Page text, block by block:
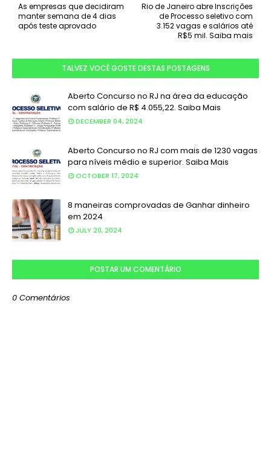
Rio de Janeiro abre Inscrições
de Processo seletivo com
3.152 vagas e salários até
R$5 mil. Saiba mais
As empresas que decidiram
manter semana de 4 dias
após teste aprovado
TALVEZ VOCÊ GOSTE DESTAS POSTAGENS
Aberto Concurso no RJ na área da educação
com salário de R$ 4.055,22. Saiba Mais
DECEMBER 04, 2024
Aberto Concurso no RJ com mais de 1230 vagas
para níveis médio e superior. Saiba Mais
OCTOBER 17, 2024
8 maneiras comprovadas de Ganhar dinheiro
em 2024
JULY 20, 2024
POSTAR UM COMENTÁRIO
0 Comentários